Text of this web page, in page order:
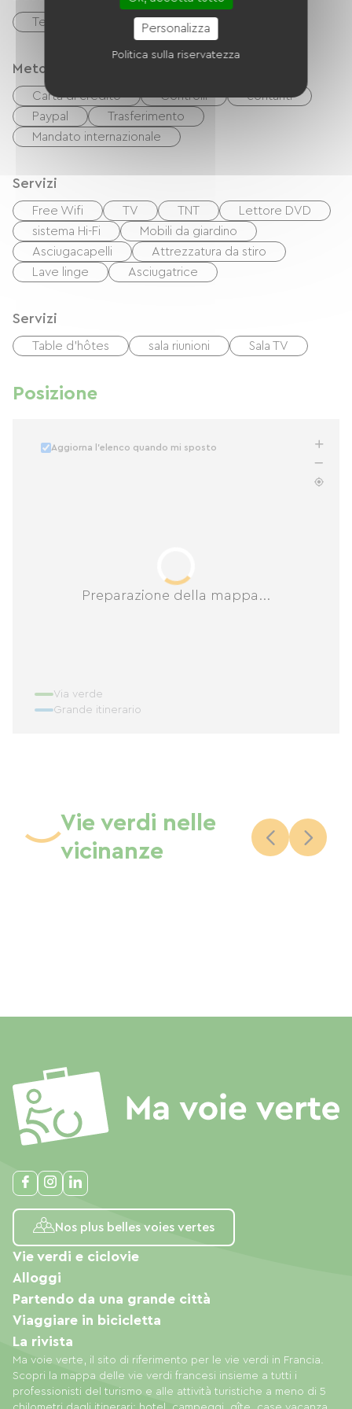
Terrazzo Terreno privato recintato
Metodi di pagamento
Carta di credito Controlli
contanti
Paypal
Trasferimento
Mandato internazionale
Servizi
Free Wifi TV TNT
Lettore DVD
sistema Hi-Fi
Mobili da giardino
Asciugacapelli
Attrezzatura da stiro
Lave linge
Asciugatrice
Servizi
Table d'hôtes sala riunioni Sala TV
Posizione
Preparazione della mappa...
Aggiorna l'elenco quando mi sposto
Via verde
Grande itinerario
Vie verdi nelle
vicinanze
Nos plus belles voies vertes
Ma voie verte, il sito di riferimento per le vie verdi in Francia.
Scopri la mappa delle vie verdi francesi insieme a tutti i
professionisti del turismo e alle attività turistiche a meno di 5
Vie verdi e ciclovie
Alloggi
Partendo da una grande città
Viaggiare in bicicletta
La rivista
Personalizza
Politica sulla riservatezza